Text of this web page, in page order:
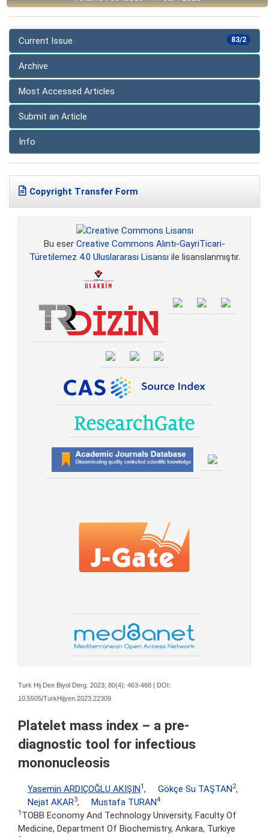
83/2
Current Issue
Archive
Most Accessed Articles
Submit an Article
Info
Copyright Transfer Form
Bu eser Creative Commons Alıntı-GayriTicari-
Türetilemez 4.0 Uluslararası Lisansı ile lisanslanmıştır.
Turk Hij Den Biyol Derg. 2023; 80(4): 463-468 | DOI:
10.5505/TurkHijyen.2023.22309
Platelet mass index – a pre-
diagnostic tool for infectious
mononucleosis
Yasemin ARDIÇOĞLU AKIŞIN1 , Gökçe Su TAŞTAN2,
Nejat AKAR3, Mustafa TURAN4
1 TOBB Economy And Technology University, Faculty Of
Medicine, Department Of Biochemistry, Ankara, Turkiye